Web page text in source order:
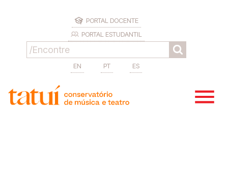
PORTAL DOCENTE
PORTAL ESTUDANTIL
EN PT ES